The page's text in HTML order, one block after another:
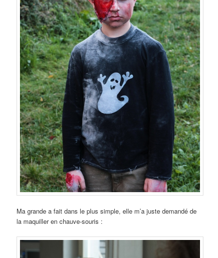
Ma grande a fait dans le plus simple, elle m’a juste demandé de
la maquiller en chauve-souris :